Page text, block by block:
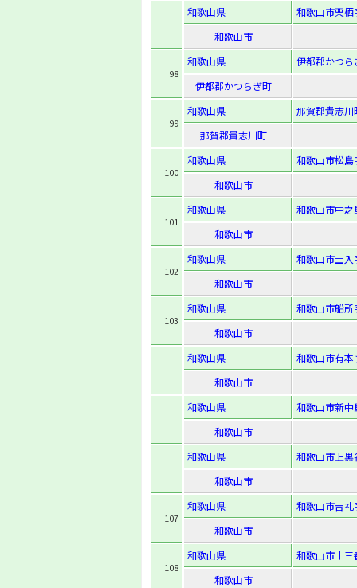
和歌山県
和歌山市栗
和歌山市
98
和歌山県
伊都郡かつ
伊都郡かつらぎ町
99
和歌山県
那賀郡貴志
那賀郡貴志川町
100
和歌山県
和歌山市松
和歌山市
101
和歌山県
和歌山市中
和歌山市
102
和歌山県
和歌山市土
和歌山市
103
和歌山県
和歌山市船
和歌山市
和歌山県
和歌山市有
和歌山市
和歌山県
和歌山市新
和歌山市
和歌山県
和歌山市上
和歌山市
107
和歌山県
和歌山市吉
和歌山市
108
和歌山県
和歌山市十
和歌山市